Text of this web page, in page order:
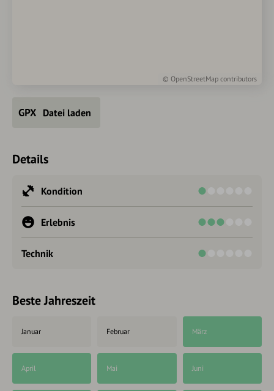
© OpenStreetMap contributors
Datei laden
Details
Kondition
Erlebnis
Technik
Beste Jahreszeit
Januar Februar März
April Mai Juni